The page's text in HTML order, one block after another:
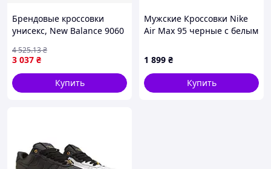
Брендовые кроссовки
унисекс, New Balance 9060
3 037 ₴
4 525.13₴
Купить
Мужские Кроссовки Nike
Air Max 95 черные с белым
1 899 ₴
Купить